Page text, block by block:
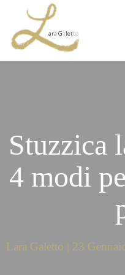
Stuzzica
4 modi
Lara Galetto | 23